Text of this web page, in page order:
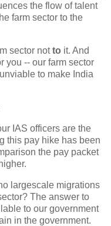
the flow of talent
farm sector to the
sector notto it. And
you -- our farm sector
to make India
IAS officers are the
this pay hike has been
the pay packet
largescale migrations
The answer to
to our government
in the government.